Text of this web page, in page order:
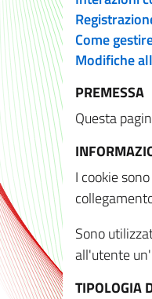
Come
Modifiche
PREMESSA
Questa
I cookie
Sono
all'utente
TIPOLOGIA